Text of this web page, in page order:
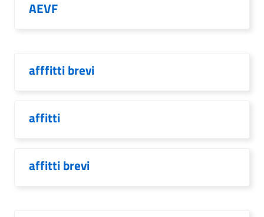
AEVF
afffitti brevi
affitti
affitti brevi